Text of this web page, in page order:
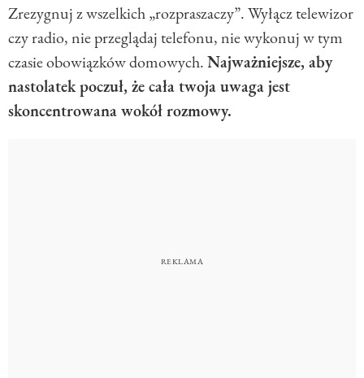
Zrezygnuj z wszelkich „rozpraszaczy”. Wyłącz telewizor
czy radio, nie przeglądaj telefonu, nie wykonuj w tym
czasie obowiązków domowych.Najważniejsze, aby
nastolatek poczuł, że cała twoja uwaga jest
skoncentrowana wokół rozmowy.